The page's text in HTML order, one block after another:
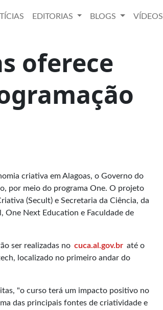
EDITORIAS BLOGS
VÍDEOS
oferece
criativa em Alagoas, o Governo do
por meio do programa One. O projeto
(Secult) e Secretaria da Ciência, da
One Next Education e Faculdade de
ser realizadas no cuca.al.gov.br até o
localizado no primeiro andar do
"o curso terá um impacto positivo no
das principais fontes de criatividade e